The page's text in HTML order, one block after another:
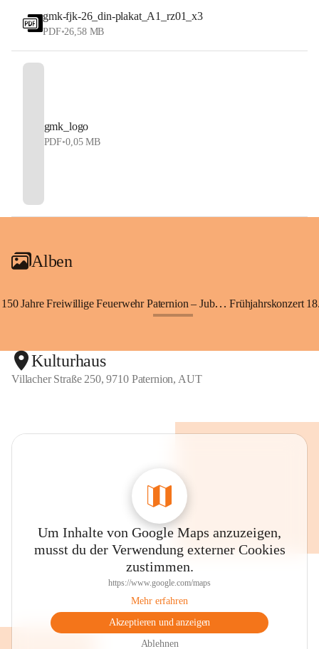
gmk-fjk-26_din-plakat_A1_rz01_x3
PDF•26,58 MB
gmk_logo
PDF•0,05 MB
Alben
150 Jahre Freiwillige Feuerwehr Paternion – Jubiläumsfest Frühjahrskonzert
Kulturhaus
Villacher Straße 250, 9710 Paternion, AUT
Um Inhalte von Google Maps anzuzeigen,
musst du der Verwendung externer Cookies
zustimmen.
https://www.google.com/maps
Mehr erfahren
Akzeptieren und anzeigen
Ablehnen